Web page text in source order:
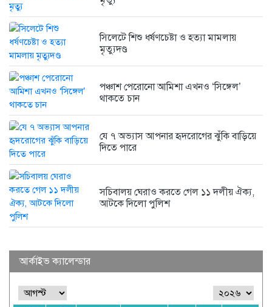
সিলেটে শিশু ধর্ষণচেষ্টা ও হত্যা মামলায়
মৃত্যুদণ্ড
পঞ্চাশ পেরোনো আমিশা এখনও ‘সিঙ্গেল’
থাকতে চান
যে ৭ অভ্যাস আপনার হৃদরোগের ঝুঁকি বাড়িয়ে
দিতে পারে
সচিবালয় ঘেরাও করতে গেল ১১ দলীয় ঐক্য,
আটকে দিলো পুলিশ
আর্কাইভ ক্যালেন্ডার